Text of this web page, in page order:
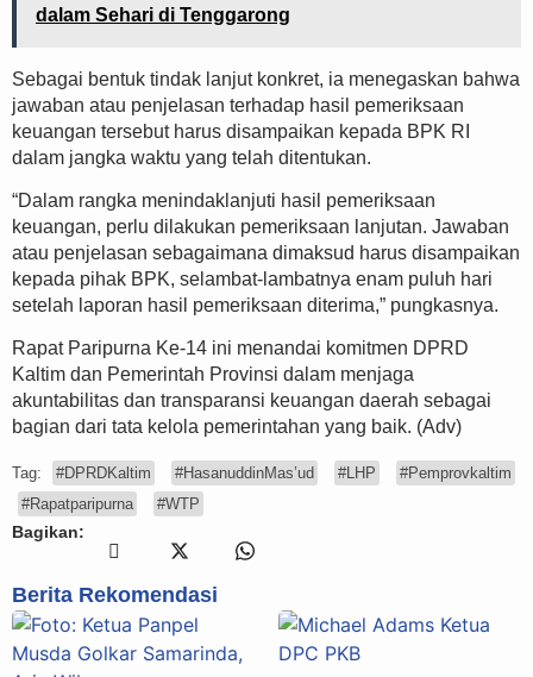
dalam Sehari di Tenggarong
Sebagai bentuk tindak lanjut konkret, ia menegaskan bahwa
jawaban atau penjelasan terhadap hasil pemeriksaan
keuangan tersebut harus disampaikan kepada BPK RI
dalam jangka waktu yang telah ditentukan.
“Dalam rangka menindaklanjuti hasil pemeriksaan
keuangan, perlu dilakukan pemeriksaan lanjutan. Jawaban
atau penjelasan sebagaimana dimaksud harus disampaikan
kepada pihak BPK, selambat-lambatnya enam puluh hari
setelah laporan hasil pemeriksaan diterima,” pungkasnya.
Rapat Paripurna Ke-14 ini menandai komitmen DPRD
Kaltim dan Pemerintah Provinsi dalam menjaga
akuntabilitas dan transparansi keuangan daerah sebagai
bagian dari tata kelola pemerintahan yang baik. (Adv)
Tag: #DPRDKaltim #HasanuddinMas’ud #LHP
#Pemprovkaltim
#Rapatparipurna
#WTP
Bagikan:
Berita Rekomendasi